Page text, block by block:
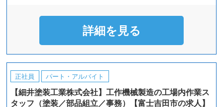
詳細を見る
正社員 パート・アルバイト
【細井塗装工業株式会社】工作機械製造の工場内作業ス
タッフ（塗装／部品組立／事務）【富士吉田市の求人】